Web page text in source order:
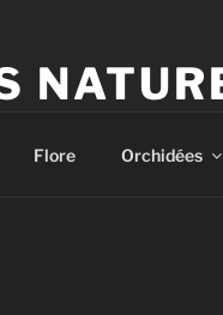
Flore Orchidées